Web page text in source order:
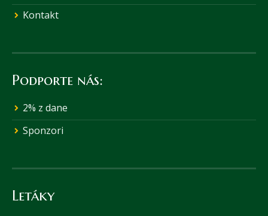
Kontakt
Podporte nás:
2% z dane
Sponzori
Letáky